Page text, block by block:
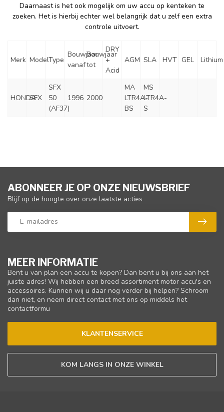
Daarnaast is het ook mogelijk om uw accu op kenteken te
zoeken. Het is hierbij echter wel belangrijk dat u zelf een extra
controle uitvoert.
Merk ModelType
Bouwjaar
vanaf
Bouwjaar
tot
DRY
+
Acid
AGM SLA HVT GEL Lithium
HONDASFX
SFX
50
(AF37)
1996 2000
MA
LTR4A-
BS
MS
LTR4A-
S
MEER INFORMATIE
Bent u van plan een accu te kopen? Dan bent u bij ons aan het
juiste adres! Wij hebben een breed assortiment motor accu's en
accessoires. Kunnen wij u daar nog verder bij helpen? Schroom
dan niet, en neem direct contact met ons op middels het
contactformu
KLANTENSERVICE
KOM LANGS IN ONZE WINKEL
ABONNEER JE OP ONZE NIEUWSBRIEF
Blijf op de hoogte over onze laatste acties